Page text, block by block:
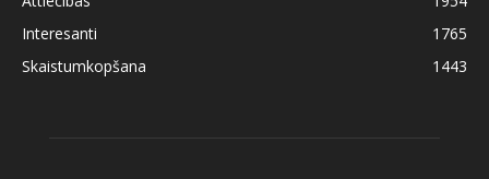
Interesanti
1765
Skaistumkopšana
1443